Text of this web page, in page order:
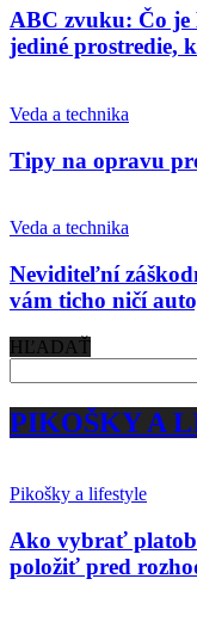
ABC zvuku: Čo je
jediné prostredie,
Veda a technika
Tipy na opravu
Veda a technika
Neviditeľní
vám ticho ničí
HĽADAŤ
PIKOŠKY A
Pikošky a lifestyle
Ako vybrať
položiť pred